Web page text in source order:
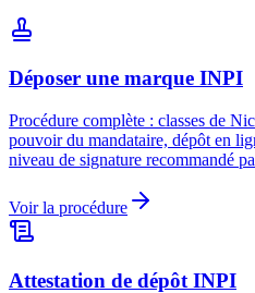
Déposer une marque INPI
Procédure complète : classes de
pouvoir du mandataire, dépôt en
niveau de signature recommandé
Voir la procédure
Attestation de dépôt INPI